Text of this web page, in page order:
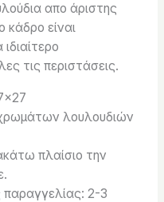
απο άριστης
κάδρο είναι
τις περιστάσεις.
λουλουδιών
πλαίσιο την
2-3